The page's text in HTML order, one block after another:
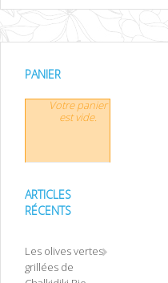
PANIER
Votre panier
est vide.
ARTICLES
RÉCENTS
Les olives vertes
grillées de